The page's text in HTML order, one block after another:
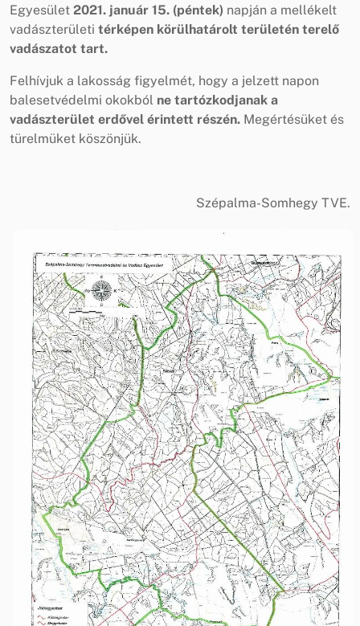
Egyesület 2021. január 15. (péntek) napján a mellékelt
vadászterületi térképen körülhatárolt területén terelő
vadászatot tart.
Felhívjuk a lakosság figyelmét, hogy a jelzett napon
balesetvédelmi okokból ne tartózkodjanak a
vadászterület erdővel érintett részén. Megértésüket és
türelmüket köszönjük.
Szépalma-Somhegy TVE.